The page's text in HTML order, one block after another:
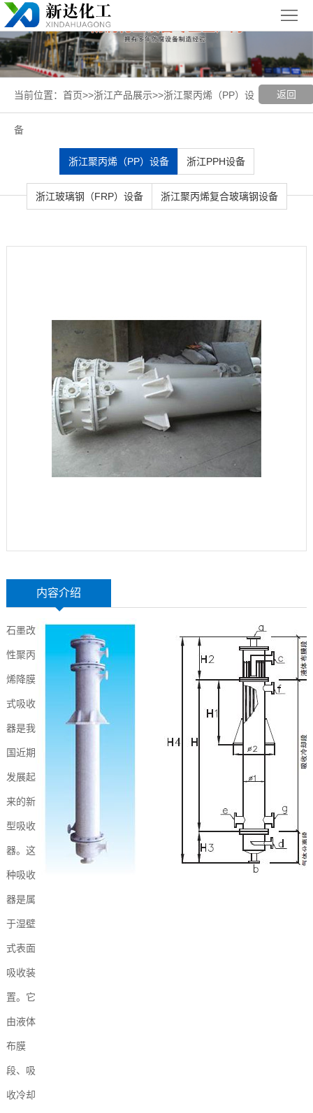
页
关
于
我
新
闻
聚丙烯
玻璃钢
返回
当前位置： 首页>>浙江产品展示>>浙江聚丙烯（PP）设
备
浙江聚丙烯（PP）设备 浙江PPH设备
浙江玻璃钢（FRP）设备 浙江聚丙烯复合玻璃钢设备
内容介绍
石墨改
性聚丙
烯降膜
式吸收
器是我
国近期
发展起
来的新
型吸收
器。这
种吸收
器是属
于湿壁
式表面
吸收装
置。它
由液体
布膜
段、吸
收冷却